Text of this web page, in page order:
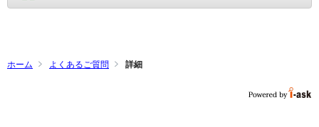
ホーム よくあるご質問 詳細